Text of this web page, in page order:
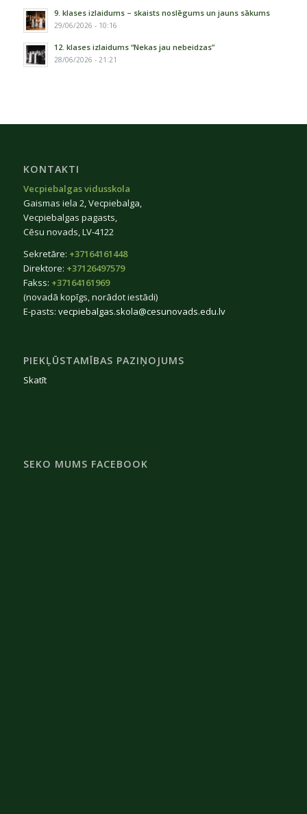
9. klases izlaidums – skaists noslēgums un jauns sākums
29/06/2026 - 10:16
12. klases izlaidums “Nekas jau nebeidzas”
28/06/2026 - 21:21
KONTAKTI
Vecpiebalgas vidusskola
Gaismas iela 2, Vecpiebalga,
Vecpiebalgas pagasts,
Cēsu novads, LV-4122
Sekretāre: +37164161448
Direktore: +37126497579
Fakss: +37164161969
(novadā kopīgs, norādot iestādi)
E-pasts: vecpiebalgas.skola@cesunovads.edu.lv
PIEKĻŪSTAMĪBAS PAZIŅOJUMS
Skatīt
SEKO MUMS FACEBOOK